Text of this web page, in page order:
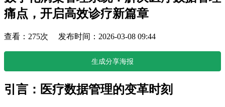
痛点，开启高效诊疗新篇章
查看：275次 发布时间：2026-03-08 09:44
生成分享海报
引言：医疗数据管理的变革时刻